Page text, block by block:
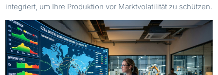
integriert, um Ihre Produktion vor Marktvolatilität zu schützen.